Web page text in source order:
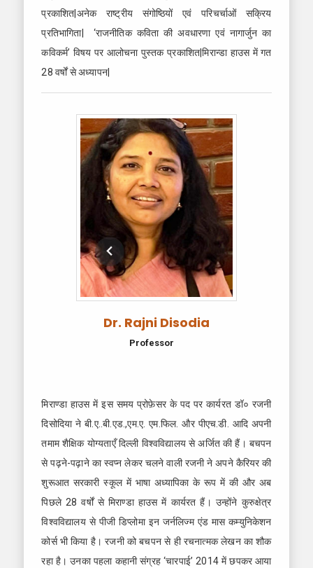
प्रकाशित|अनेक राष्ट्रीय संगोष्ठियों एवं परिचर्चाओं सक्रिय
प्रतिभागिता| ‘राजनीतिक कविता की अवधारणा एवं नागार्जुन का
कविकर्म’ विषय पर आलोचना पुस्तक प्रकाशित|मिरान्डा हाउस में गत
28 वर्षों से अध्यापन|
Dr. Rajni Disodia
Professor
मिराण्डा हाउस में इस समय प्रोफ़ेसर के पद पर कार्यरत डॉ० रजनी
दिसोदिया ने बी.ए..बी.एड.,एम.ए. एम.फिल. और पीएच.डी. आदि अपनी
तमाम शैक्षिक योग्यताएँ दिल्ली विश्वविद्यालय से अर्जित की हैं। बचपन
से पढ़ने-पढ़ाने का स्वप्न लेकर चलने वाली रजनी ने अपने कैरियर की
शुरूआत सरकारी स्कूल में भाषा अध्यापिका के रूप में की और अब
पिछले 28 वर्षों से मिराण्डा हाउस में कार्यरत हैं। उन्होंने कुरुक्षेत्र
विश्वविद्यालय से पीजी डिप्लोमा इन जर्नलिज्म एंड मास कम्युनिकेशन
कोर्स भी किया है। रजनी को बचपन से ही रचनात्मक लेखन का शौक
रहा है। उनका पहला कहानी संग्रह ‘चारपाई’ 2014 में छपकर आया